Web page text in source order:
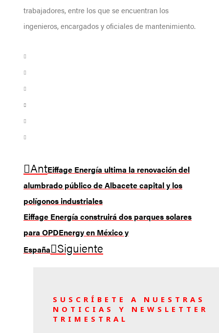
trabajadores, entre los que se encuentran los
ingenieros, encargados y oficiales de mantenimiento.
AntEiffage Energía ultima la renovación del
alumbrado público de Albacete capital y los
polígonos industriales
Eiffage Energía construirá dos parques solares
para OPDEnergy en México y
España
Siguiente
SUSCRÍBETE A NUESTRAS
NOTICIAS Y NEWSLETTER
TRIMESTRAL